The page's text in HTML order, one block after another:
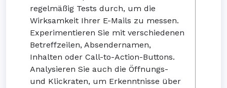
regelmäßig Tests durch, um die
Wirksamkeit Ihrer E-Mails zu messen.
Experimentieren Sie mit verschiedenen
Betreffzeilen, Absendernamen,
Inhalten oder Call-to-Action-Buttons.
Analysieren Sie auch die Öffnungs-
und Klickraten, um Erkenntnisse über